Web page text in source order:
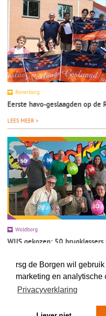
rsg de Borgen wil
marketing en analytische
Privacyverklaring
Ronerborg
Eerste havo-geslaagden op de
LEES MEER >
Woldborg
WIJS gekozen: 50
RSIN/ fiscaal nummer: